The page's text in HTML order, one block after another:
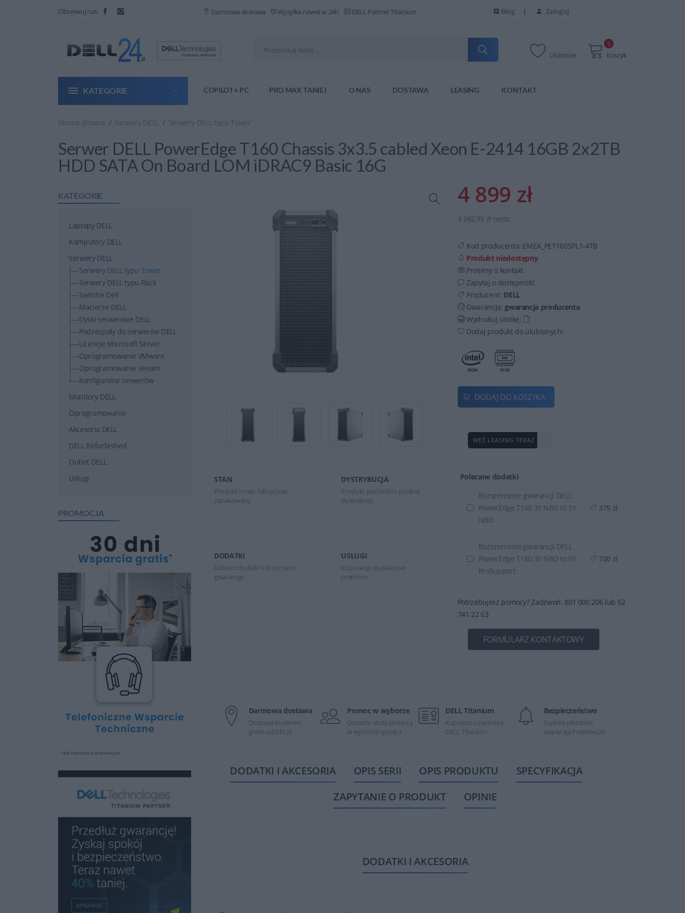
Obserwuj nas: Darmowa dostawa Wysyłka nawet w 24h DELL Partner Titanium Blog Zaloguj
Ulubione Koszyk
0
KATEGORIE COPILOT+ PC PRO MAX TANIEJ O NAS DOSTAWA LEASING KONTAKT
Strona główna Serwery DELL Serwery DELL typu Tower
Serwer DELL PowerEdge T160 Chassis 3x3.5 cabled Xeon E-2414 16GB 2x2TB
HDD SATA On Board LOM iDRAC9 Basic 16G
KATEGORIE
Laptopy DELL
Komputery DELL
Serwery DELL
Serwery DELL typu Tower
Serwery DELL typu Rack
Switche Dell
Macierze DELL
Dyski serwerowe DELL
Podzespoły do serwerów DELL
Licencje Microsoft Server
Oprogramowanie VMware
Oprogramowanie Veeam
Konfigurator serwerów
Monitory DELL
Oprogramowanie
Akcesoria DELL
DELL Refurbished
Outlet DELL
Usługi
PROMOCJA
STAN
Produkt nowy, fabrycznie
zapakowany.
DYSTRYBUCJA
Produkt pochodzi z polskiej
dystrybucji.
DODATKI
Dobierz dodatki lub rozszerz
gwarancję.
USŁUGI
Kup usługi dodatkowe
premium.
4 899 zł
3 982,93 zł netto
Kod producenta: EMEA_PET160SPL1-4TB
Produkt niedostępny
Prosimy o kontakt
Zapytaj o dostępność
Producent: DELL
Gwarancja: gwarancja producenta
Wydrukuj ulotkę:
Dodaj produkt do ulubionych!
DODAJ DO KOSZYKA
WEŹ LEASING TERAZ
Polecane dodatki
Rozszerzenie gwarancji DELL
PowerEdge T160 3Y NBD to 5Y
NBD
375 zł
Rozszerzenie gwarancji DELL
PowerEdge T160 3Y NBD to 5Y
ProSupport
700 zł
Potrzebujesz pomocy? Zadzwoń: 801 000 206 lub 62
741 22 63
FORMULARZ KONTAKTOWY
Darmowa dostawa
Dostawa kurierem
gratis od 0 PLN
Pomoc w wyborze
Doradcy służą pomocą
w wyborze sprzętu
DELL Titanium
Kupujesz u partnera
DELL Titanium
Bezpieczeństwo
Szybkie płatności
wspierają Przelewy24
DODATKI I AKCESORIA OPIS SERII OPIS PRODUKTU
SPECYFIKACJA
ZAPYTANIE O PRODUKT
OPINIE
DODATKI I AKCESORIA